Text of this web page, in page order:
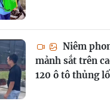
Niêm
mảnh sắt trên
120 ô tô thủng